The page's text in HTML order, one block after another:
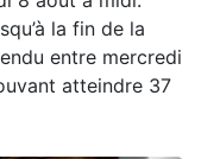
la fin de la
entre mercredi
atteindre 37